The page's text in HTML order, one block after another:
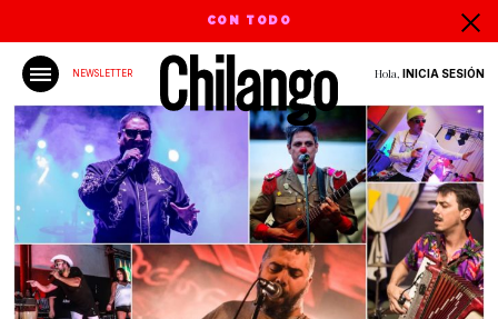
CON TODO
NEWSLETTER Hola, INICIA SESIÓN